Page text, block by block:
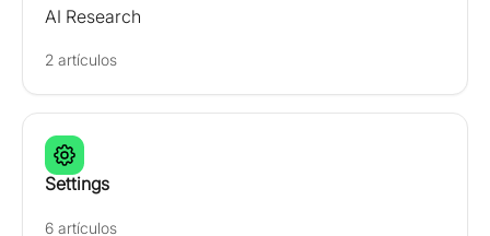
AI Research
2 artículos
Settings
6 artículos